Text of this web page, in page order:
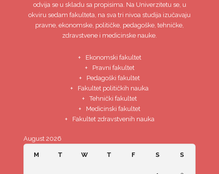
odvija se u skladu sa propisima. Na Univerzitetu se, u
okviru sedam fakulteta, na sva tri nivoa studija izučavaju
pravne, ekonomske, političke, pedagoške, tehničke,
zdravstvene i medicinske nauke.
Ekonomski fakultet
Pravni fakultet
Pedagoški fakultet
Fakultet političkih nauka
Tehnički fakultet
Medicinski fakultet
Fakultet zdravstvenih nauka
August 2026
M T W T F S S